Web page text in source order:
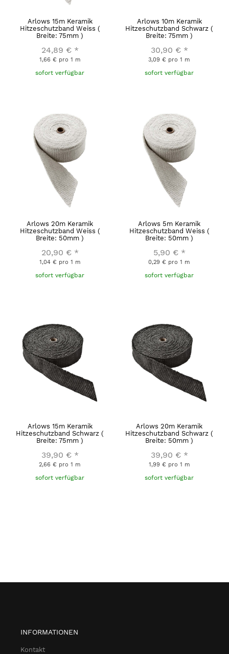
Arlows 15m Keramik
Hitzeschutzband Weiss (
Breite: 75mm )
24,89 € *
1,66 € pro 1 m
sofort verfügbar
Arlows 10m Keramik
Hitzeschutzband Schwarz (
Breite: 75mm )
30,90 € *
3,09 € pro 1 m
sofort verfügbar
Arlows 20m Keramik
Hitzeschutzband Weiss (
Breite: 50mm )
20,90 € *
1,04 € pro 1 m
sofort verfügbar
Arlows 5m Keramik
Hitzeschutzband Weiss (
Breite: 50mm )
5,90 € *
0,29 € pro 1 m
sofort verfügbar
Arlows 15m Keramik
Hitzeschutzband Schwarz (
Breite: 75mm )
39,90 € *
2,66 € pro 1 m
sofort verfügbar
Arlows 20m Keramik
Hitzeschutzband Schwarz (
Breite: 50mm )
39,90 € *
1,99 € pro 1 m
sofort verfügbar
INFORMATIONEN
Kontakt